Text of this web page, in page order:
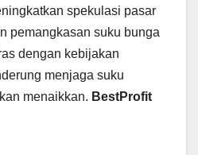
spekulasi pasar
pemangkasan suku bunga
dengan kebijakan
menjaga suku
menaikkan. BestProfit